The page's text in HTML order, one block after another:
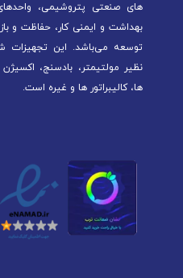
های صنعتی پتروشیمی،
بهداشت و ایمنی کار، حفاظت و
توسعه می‌باشد. این تجهیزات
نظیر مولتیمتر، بادسنج،
ها، کالیبراتور ها و غیره است.